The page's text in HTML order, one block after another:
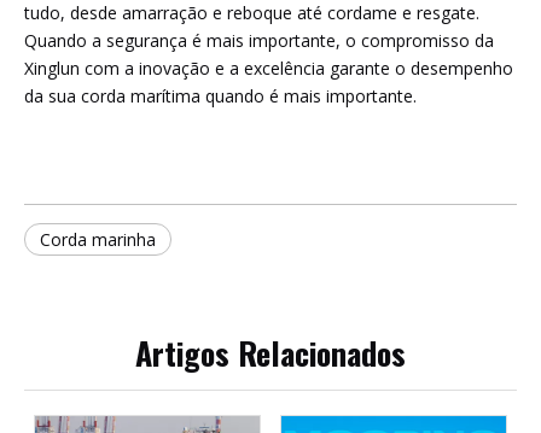
tudo, desde amarração e reboque até cordame e resgate.
Quando a segurança é mais importante, o compromisso da
Xinglun com a inovação e a excelência garante o desempenho
da sua corda marítima quando é mais importante.
Corda marinha
Artigos Relacionados